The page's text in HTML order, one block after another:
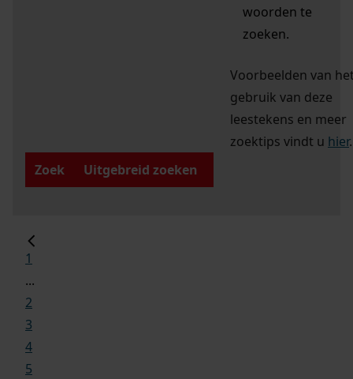
woorden te
zoeken.
Voorbeelden van
gebruik van deze
leestekens en meer
zoektips vindt u hier.
Zoek
Uitgebreid zoeken
1
...
2
3
4
5